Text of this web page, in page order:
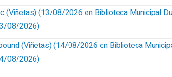
(Viñetas)(13/08/2026 en Biblioteca Municipal
08/2026)
(Viñetas)(14/08/2026 en Biblioteca
08/2026)